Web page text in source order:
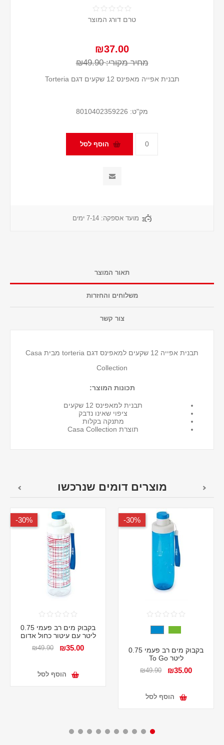
טרם דורג המוצר
₪37.00
מחיר מקורי: ₪49.90
תבנית אפייה מאפינס 12 שקעים דגם Torteria
מק"ט: 8010402359226
מועד אספקה: 7-14 ימים
תאור המוצר
משלוחים והחזרות
צור קשר
תבנית אפייה 12 שקעים למאפינס דגם torteria מבית Casa
Collection
תכונות המוצר:
תבנית למאפינס 12 שקעים
ציפוי שאינו נדבק
מתנקה בקלות
תוצרת Casa Collection
מוצרים דומים שנרכשו
30%-
בקבוק מים רב פעמי 0.75
ליטר To Go
₪35.00
₪49.90
הוסף לסל
30%-
בקבוק מים רב פעמי 0.75
ליטר עם עיטור כחול אדום
₪35.00
₪49.90
הוסף לסל